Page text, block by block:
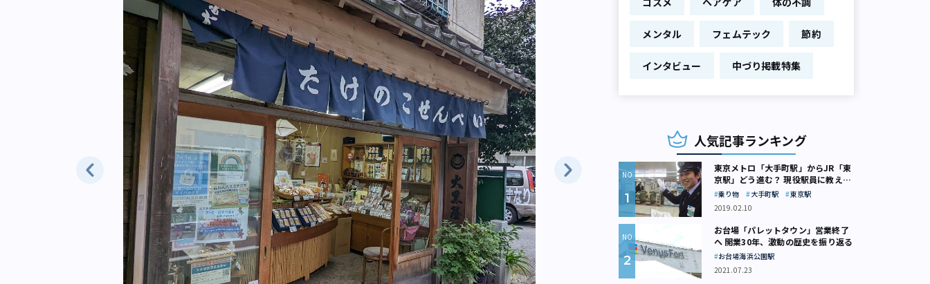
たけのこせんべい（画像：近代食文化研究会）
メンタル フェムテック 節約
インタビュー 中づり掲載特集
人気記事ランキング
東京メトロ「大手町駅」からJR「東
京駅」どう進む？ 現役駅員に教えて
もらいました
乗り物 大手町駅
東京駅
2019.02.10
お台場「パレットタウン」営業終了
へ 開業30年、激動の歴史を振り返る
お台場海浜公園駅
2021.07.23